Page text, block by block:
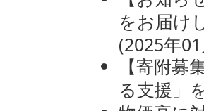
をお届け
(2025年
【寄附
る支援」